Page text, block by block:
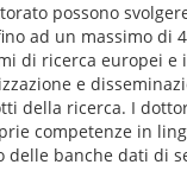
possono
ad un massimo di
di ricerca europei
e
della ricerca. I
competenze in
delle banche dati di